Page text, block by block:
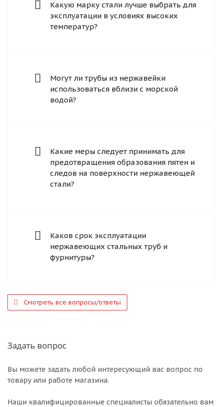
Какую марку стали лучше выбрать для
эксплуатации в условиях высоких
температур?
Могут ли трубы из нержавейки
использоваться вблизи с морской
водой?
Какие меры следует принимать для
предотвращения образования пятен и
следов на поверхности нержавеющей
стали?
Каков срок эксплуатации
нержавеющих стальных труб и
фурнитуры?
Смотреть все вопросы/ответы
Задать вопрос
Вы можете задать любой интересующий вас вопрос по
товару или работе магазина.
Наши квалифицированные специалисты обязательно вам